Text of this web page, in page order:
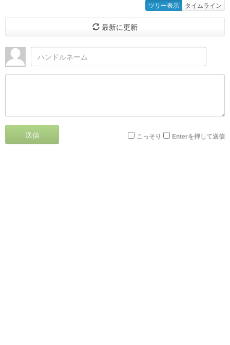
ツリー表示 タイムライン
最新に更新
送信 こっそり Enterを押して送信